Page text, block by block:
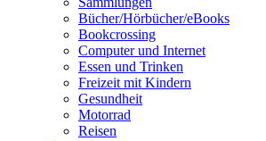
Bücher/Hörbücher/eBooks
Bookcrossing
Computer und Internet
Essen und Trinken
Freizeit mit Kindern
Gesundheit
Motorrad
Reisen